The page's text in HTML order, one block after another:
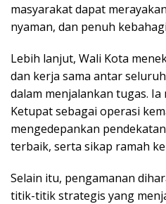
masyarakat dapat
nyaman, dan penuh
Lebih lanjut, Wali Kota
dan kerja sama antar
dalam menjalankan tugas.
Ketupat sebagai operasi
mengedepankan
terbaik, serta sikap ramah
Selain itu, pengamanan
titik-titik strategis yang